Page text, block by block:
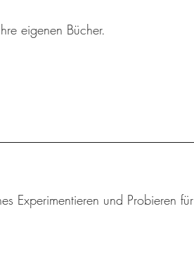
eigenen Bücher.
Experimentieren und Probieren für